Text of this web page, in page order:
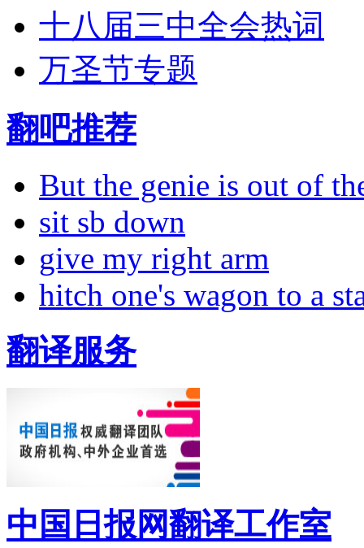
十八届三中全会热词
万圣节专题
翻吧推荐
But the genie is out of
sit sb down
give my right arm
hitch one's wagon to a
翻译服务
中国日报网翻译工作室